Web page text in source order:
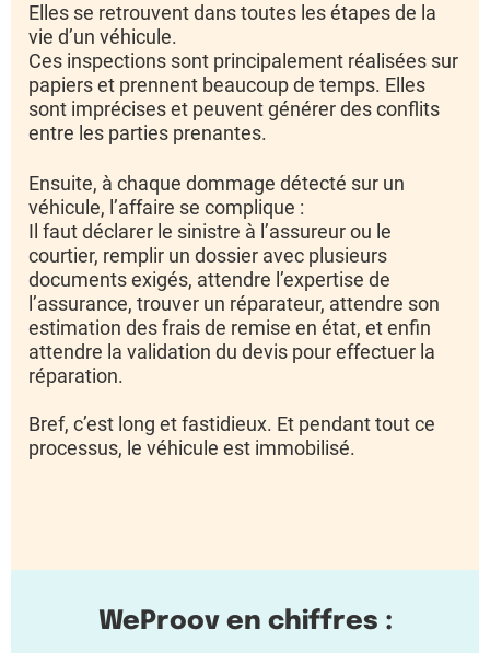
Elles se retrouvent dans toutes les étapes de la
vie d’un véhicule.
Ces inspections sont principalement réalisées sur
papiers et prennent beaucoup de temps. Elles
sont imprécises et peuvent générer des conflits
entre les parties prenantes.
Ensuite, à chaque dommage détecté sur un
véhicule, l’affaire se complique :
Il faut déclarer le sinistre à l’assureur ou le
courtier, remplir un dossier avec plusieurs
documents exigés, attendre l’expertise de
l’assurance, trouver un réparateur, attendre son
estimation des frais de remise en état, et enfin
attendre la validation du devis pour effectuer la
réparation.
Bref, c’est long et fastidieux. Et pendant tout ce
processus, le véhicule est immobilisé.
WeProov en chiffres :